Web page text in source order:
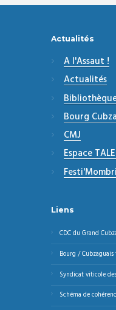
Actualités
A l'Assaut !
Actualités
Bourg
CMJ
Espace
Liens
CDC du Grand
Bourg /
Syndicat viticole
Schéma de